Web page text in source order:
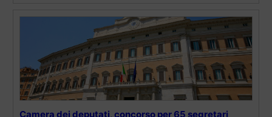
Camera dei deputati, concorso per 65 segretari